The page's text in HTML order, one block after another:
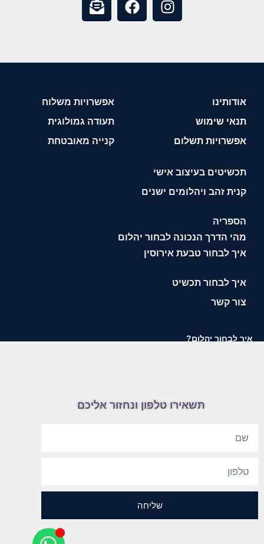
אודותינו
תנאי שימוש
אפשרויות תשלום
אפשרויות משלוח
תעודה גמולוגית
קנייה מאובטחת
תכשיטים בעיצוב אישי
קנית זהב ויהלומים ישנים
הספריה
מהי הדרך הנכונה לבחור יהלום
איך לבחור טבעת אירוסין
איך לבחור תכשיט
צור קשר
איך לבחור יהלום?
תשאירו טלפון ונחזור אליכם
שליחה